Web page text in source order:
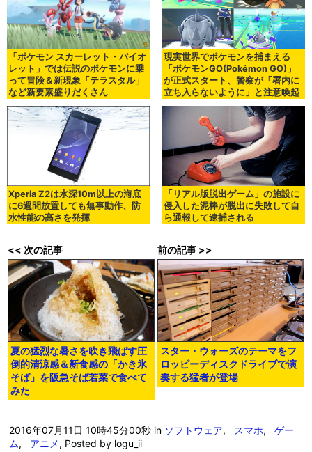
「ポケモン スカーレット・バイオ
レット」では伝説のポケモンに乗
って冒険＆新現象「テラスタル」
など新要素盛りだくさん
現実世界でポケモンを捕まえる
「ポケモンGO(Pokémon GO)」
が正式スタート、警察が「署内に
立ち入らないように」と注意喚起
Xperia Z2は水深10m以上の海底
に6週間放置しても無事動作、防
水性能の高さを発揮
「リアル版脱出ゲーム」の施設に
侵入した泥棒が脱出に失敗して自
ら通報して逮捕される
<< 次の記事
夏の猛烈な暑さを吹き飛ばす圧
倒的清涼感＆新食感の「かき氷
そば」を阪急そば若菜で食べて
みた
前の記事 >>
スター・ウォーズのテーマをフ
ロッピーディスクドライブで演
奏する猛者が登場
2016年07月11日 10時45分00秒 in ソフトウェア, スマホ,ゲー
ム, アニメ, Posted by logu_ii